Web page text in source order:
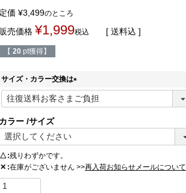
定価 ¥3,499のところ
販売価格 ¥1,999税込 送料込
【 20 pt獲得】
サイズ・カラー交換は
必
)
カラー サイズ
△ 残りわずかです。
✕ 在庫がございません >>再入荷お知らせメールについて